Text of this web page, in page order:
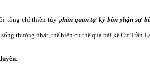
tông chỉ thiền tủy phản quan tự kỷ bổn phận sự
thường nhật, thể hiện cụ thể qua bài kệ Cư Trần